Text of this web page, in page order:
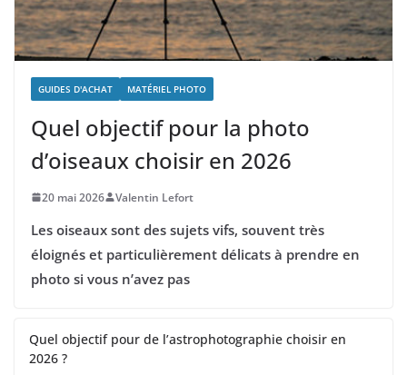
GUIDES D'ACHAT MATÉRIEL PHOTO
Quel objectif pour la photo
d’oiseaux choisir en 2026
20 mai 2026 Valentin Lefort
Les oiseaux sont des sujets vifs, souvent très
éloignés et particulièrement délicats à prendre en
photo si vous n’avez pas
Quel objectif pour de l’astrophotographie choisir en
2026 ?